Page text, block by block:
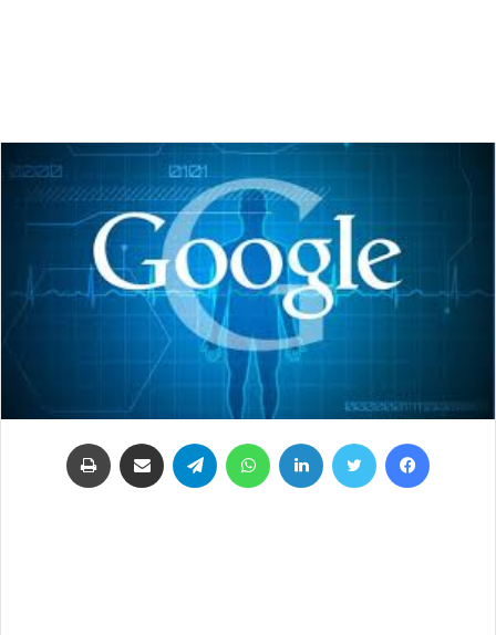
فيسبوك تويتر لينكدإن واتساب تيلقرام مشاركة عبر البريد